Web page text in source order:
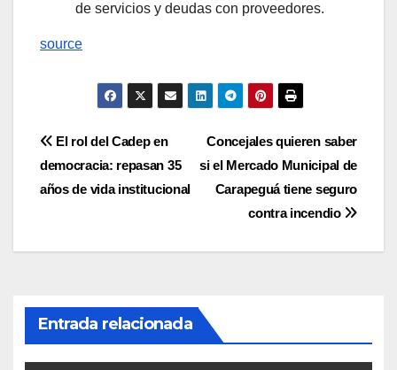
de servicios y deudas con proveedores.
source
Navegación
de
Concejales quieren saber
si el Mercado Municipal de
Carapeguá tiene seguro
contra incendio
El rol del Cadep en
democracia: repasan 35
años de vida institucional
Entrada relacionada